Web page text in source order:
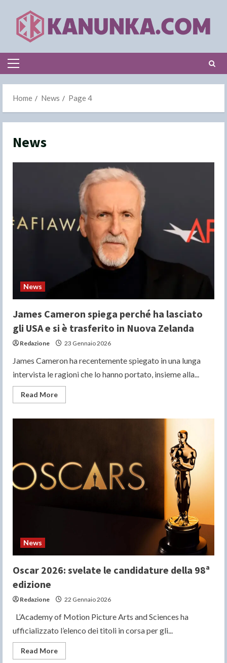
content
Primary
Home
News Page 4
News
News
James Cameron spiega perché ha lasciato
gli USA e si è trasferito in Nuova Zelanda
Redazione 23 Gennaio 2026
James Cameron ha recentemente spiegato in una lunga
intervista le ragioni che lo hanno portato, insieme alla...
Read MoreRead
more
USA
e
si
è
trasferito
News
Oscar 2026: svelate le candidature della 98ª
edizione
Redazione 22 Gennaio 2026
L’Academy of Motion Picture Arts and Sciences ha
ufficializzato l’elenco dei titoli in corsa per gli...
Read MoreRead
more